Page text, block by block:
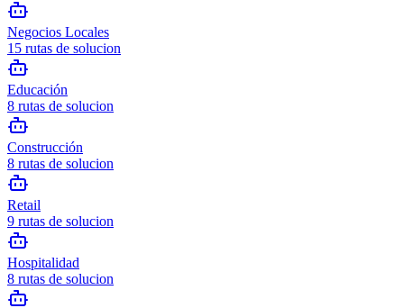
Negocios Locales
15 rutas de solucion
Educación
8 rutas de solucion
Construcción
8 rutas de solucion
Retail
9 rutas de solucion
Hospitalidad
8 rutas de solucion